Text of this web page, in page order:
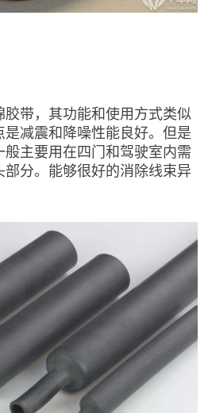
带，其功能和使用方式类似
减震和降噪性能良好。但是
主要用在四门和驾驶室内需
分。能够很好的消除线束异